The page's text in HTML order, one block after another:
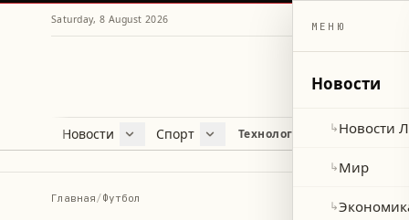
Saturday, 8 August 2026
Новости
Новости ЛиванаСпорт
Футбол
Технологии и наука
Главная/Футбол
МЕНЮ
Новости
↳Новости
↳Мир
↳